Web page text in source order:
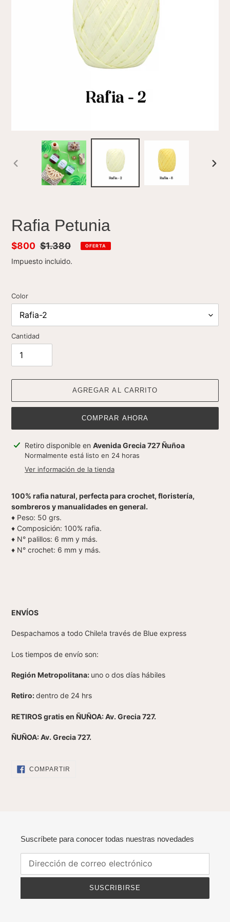
ANTERIOR
DIAPOSITIVA
Rafia Petunia
Precio
de
$800 Precio
habitual
$1.380 OFERTA
Impuesto incluido.
Color
Cantidad
AGREGAR AL CARRITO
COMPRAR AHORA
Agregando
producto
carrito
Retiro disponible en Avenida Grecia 727 Ñuñoa
Normalmente está listo en 24 horas
Ver información de la tienda
100% rafia natural, perfecta para crochet, floristería,
sombreros y manualidades en general.
♦ Peso: 50 grs.
♦ Composición: 100% rafia.
♦ N° palillos: 6 mm y más.
♦ N° crochet: 6 mm y más.
ENVÍOS
Despachamos a todo Chile!a través de Blue express
Los tiempos de envío son:
Región Metropolitana: uno o dos días hábiles
Retiro:dentro de 24 hrs
RETIROS gratis en ÑUÑOA: Av. Grecia 727.
ÑUÑOA: Av. Grecia 727.
COMPARTIR
Suscríbete para conocer todas nuestras novedades
SUSCRIBIRSE